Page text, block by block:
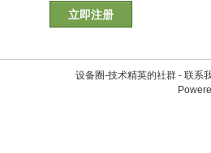
立即注册
设备圈-技术精英的社群 - 联系